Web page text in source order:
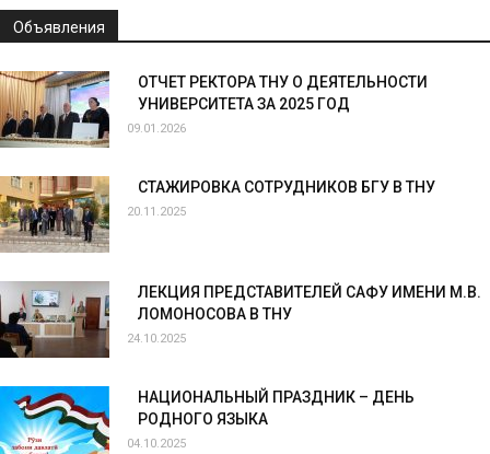
Объявления
ОТЧЕТ РЕКТОРА ТНУ О ДЕЯТЕЛЬНОСТИ
УНИВЕРСИТЕТА ЗА 2025 ГОД
09.01.2026
СТАЖИРОВКА СОТРУДНИКОВ БГУ В ТНУ
20.11.2025
ЛЕКЦИЯ ПРЕДСТАВИТЕЛЕЙ САФУ ИМЕНИ М.В.
ЛОМОНОСОВА В ТНУ
24.10.2025
НАЦИОНАЛЬНЫЙ ПРАЗДНИК – ДЕНЬ
РОДНОГО ЯЗЫКА
04.10.2025